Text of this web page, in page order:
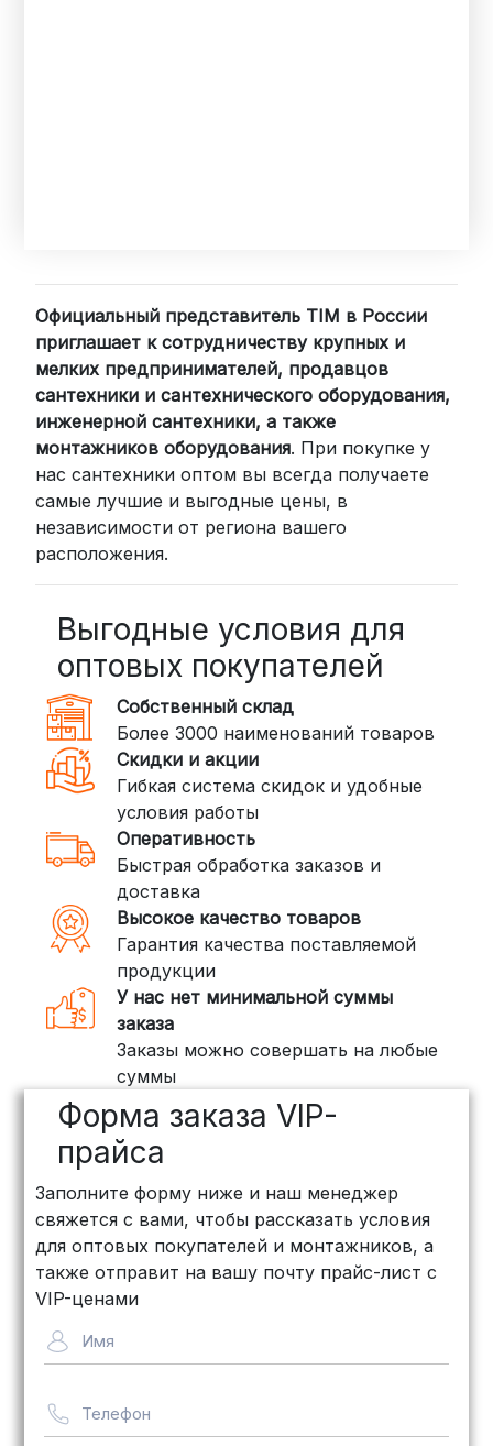
Официальный представитель TIM в России
приглашает к сотрудничеству крупных и
мелких предпринимателей, продавцов
сантехники и сантехнического оборудования,
инженерной сантехники, а также
монтажников оборудования. При покупке у
нас сантехники оптом вы всегда получаете
самые лучшие и выгодные цены, в
независимости от региона вашего
расположения.
Выгодные условия для
оптовых покупателей
Собственный склад
Более 3000 наименований товаров
Скидки и акции
Гибкая система скидок и удобные
условия работы
Оперативность
Быстрая обработка заказов и
доставка
Высокое качество товаров
Гарантия качества поставляемой
продукции
У нас нет минимальной суммы
заказа
Заказы можно совершать на любые
суммы
Форма заказа VIP-
прайса
Заполните форму ниже и наш менеджер
свяжется с вами, чтобы рассказать условия
для оптовых покупателей и монтажников, а
также отправит на вашу почту прайс-лист с
VIP-ценами
Имя
Телефон